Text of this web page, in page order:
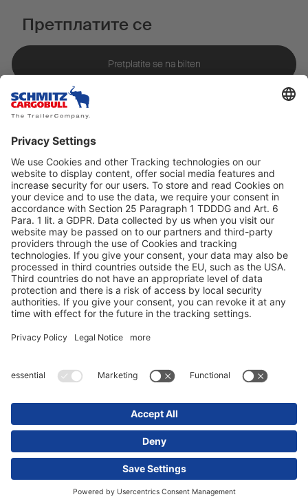
Претплатите се
Zaštita podatakaImpresum / Pravne napomene
© 2025 Schmitz Cargobull. All Rights Reserved